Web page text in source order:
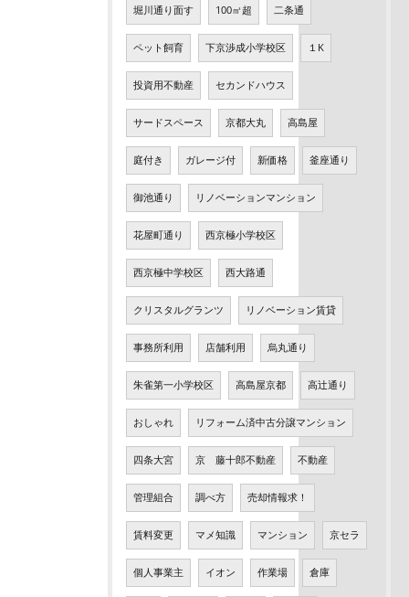
堀川通り面す 100㎡超 二条通
ペット飼育 下京渉成小学校区 １K
投資用不動産 セカンドハウス
サードスペース 京都大丸 高島屋
庭付き ガレージ付 新価格 釜座通り
御池通り リノベーションマンション
花屋町通り 西京極小学校区
西京極中学校区 西大路通
クリスタルグランツ リノベーション賃貸
事務所利用 店舗利用 烏丸通り
朱雀第一小学校区 高島屋京都 高辻通り
おしゃれ リフォーム済中古分譲マンション
四条大宮 京 藤十郎不動産 不動産
管理組合 調べ方 売却情報求！
賃料変更 マメ知識 マンション 京セラ
個人事業主 イオン 作業場 倉庫